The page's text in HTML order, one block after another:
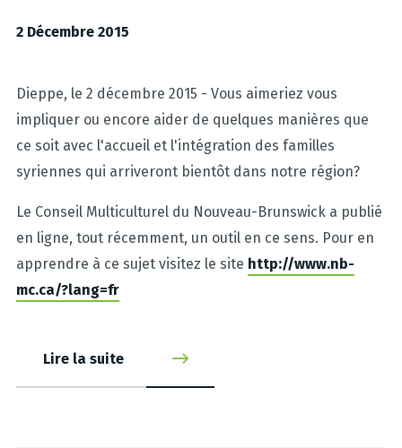
2 Décembre 2015
Dieppe, le 2 décembre 2015 - Vous aimeriez vous
impliquer ou encore aider de quelques manières que
ce soit avec l'accueil et l'intégration des familles
syriennes qui arriveront bientôt dans notre région?
Le Conseil Multiculturel du Nouveau-Brunswick a publié
en ligne, tout récemment, un outil en ce sens. Pour en
apprendre à ce sujet visitez le site http://www.nb-
mc.ca/?lang=fr
Lire la suite